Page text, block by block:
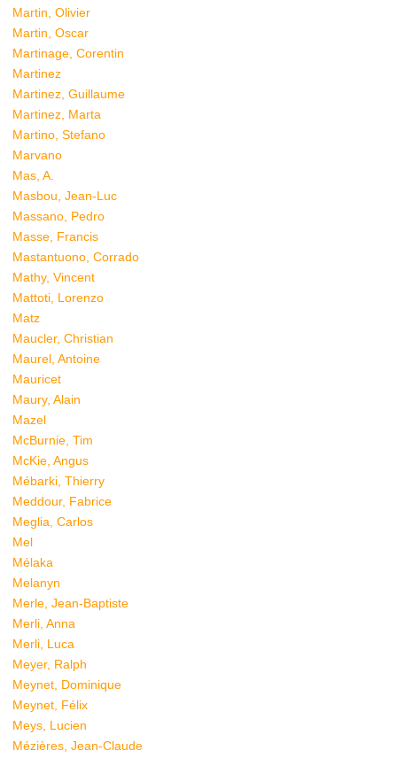
Martin, Olivier
Martin, Oscar
Martinage, Corentin
Martinez
Martinez, Guillaume
Martinez, Marta
Martino, Stefano
Marvano
Mas, A.
Masbou, Jean-Luc
Massano, Pedro
Masse, Francis
Mastantuono, Corrado
Mathy, Vincent
Mattoti, Lorenzo
Matz
Maucler, Christian
Maurel, Antoine
Mauricet
Maury, Alain
Mazel
McBurnie, Tim
McKie, Angus
Mébarki, Thierry
Meddour, Fabrice
Meglia, Carlos
Mel
Mélaka
Melanyn
Merle, Jean-Baptiste
Merli, Anna
Merli, Luca
Meyer, Ralph
Meynet, Dominique
Meynet, Félix
Meys, Lucien
Mézières, Jean-Claude